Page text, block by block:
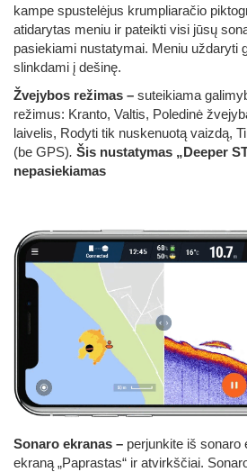
kampe spustelėjus krumpliaračio
atidarytas meniu ir pateikti visi jūsų
pasiekiami nustatymai. Meniu uždaryti
slinkdami į dešinę.
Žvejybos režimas – suteikiama
režimus: Kranto, Valtis, Poledinė
laivelis, Rodyti tik nuskenuotą vaizdą,
(be GPS). Šis nustatymas „Deeper
nepasiekiamas
Sonaro ekranas – perjunkite iš sonaro
ekraną „Paprastas“ ir atvirkščiai.